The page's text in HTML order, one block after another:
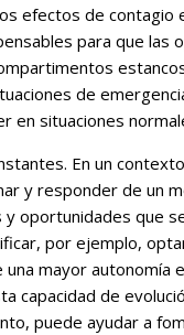
efectos de
para que las
de
en situaciones
En un
y responder de un
oportunidades que
por ejemplo,
mayor autonomía
capacidad de
puede ayudar a